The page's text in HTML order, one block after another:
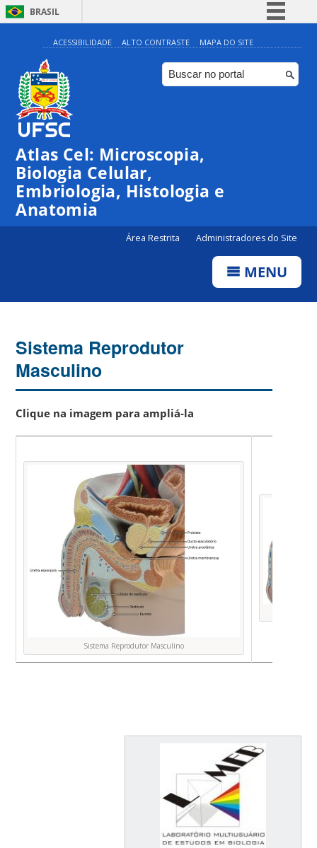
BRASIL
Simplifique!
Comunica BR
Participe
ACESSIBILIDADE ALTO CONTRASTE MAPA DO SITE
Atlas Cel: Microscopia,
Biologia Celular,
Embriologia, Histologia e
Anatomia
Área Restrita Administradores do Site
MENU
Sistema Reprodutor
Masculino
Clique na imagem para ampliá-la
Sistema Reprodutor Masculino